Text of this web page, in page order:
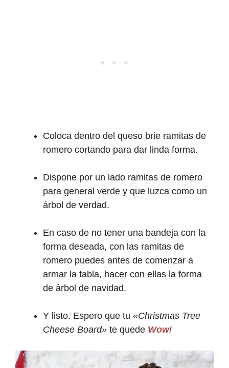
Coloca dentro del queso brie ramitas de
romero cortando para dar linda forma.
Dispone por un lado ramitas de romero
para general verde y que luzca como un
árbol de verdad.
En caso de no tener una bandeja con la
forma deseada, con las ramitas de
romero puedes antes de comenzar a
armar la tabla, hacer con ellas la forma
de árbol de navidad.
Y listo. Espero que tu «Christmas Tree
Cheese Board» te quede Wow!